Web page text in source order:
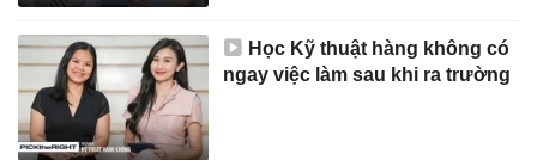
Học Kỹ thuật hàng không có
ngay việc làm sau khi ra trường